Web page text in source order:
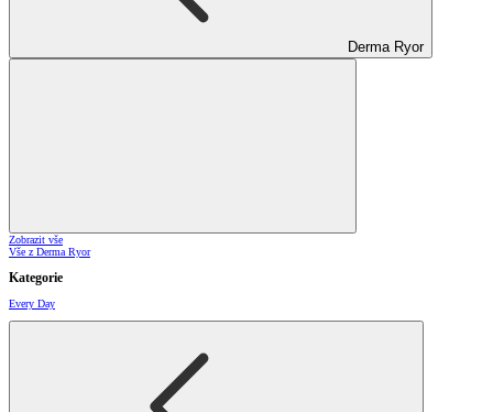
Derma Ryor
Zobrazit vše
Vše z Derma Ryor
Kategorie
Every Day